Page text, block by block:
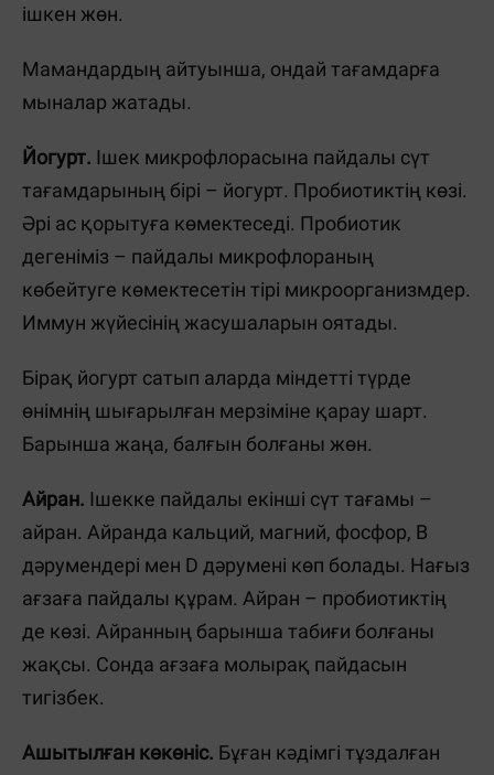
ішкен жөн.
Мамандардың айтуынша, ондай тағамдарға
мыналар жатады.
Йогурт. Ішек микрофлорасына пайдалы сүт
тағамдарының бірі – йогурт. Пробиотиктің көзі.
Әрі ас қорытуға көмектеседі. Пробиотик
дегеніміз – пайдалы микрофлораның
көбейтуге көмектесетін тірі микроорганизмдер.
Иммун жүйесінің жасушаларын оятады.
Бірақ йогурт сатып аларда міндетті түрде
өнімнің шығарылған мерзіміне қарау шарт.
Барынша жаңа, балғын болғаны жөн.
Айран. Ішекке пайдалы екінші сүт тағамы –
айран. Айранда кальций, магний, фосфор, В
дәрумендері мен D дәрумені көп болады. Нағыз
ағзаға пайдалы құрам. Айран – пробиотиктің
де көзі. Айранның барынша табиғи болғаны
жақсы. Сонда ағзаға молырақ пайдасын
тигізбек.
Ашытылған көкөніс. Бұған кәдімгі тұздалған